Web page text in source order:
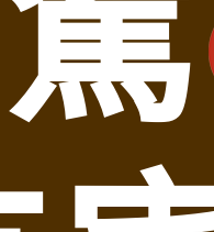
費諮詢│ 老酒仙老酒收購中
：
0931287810徐店長
：苗栗縣苗栗市建功街
收購、苗栗縣卓蘭鎮老酒收購